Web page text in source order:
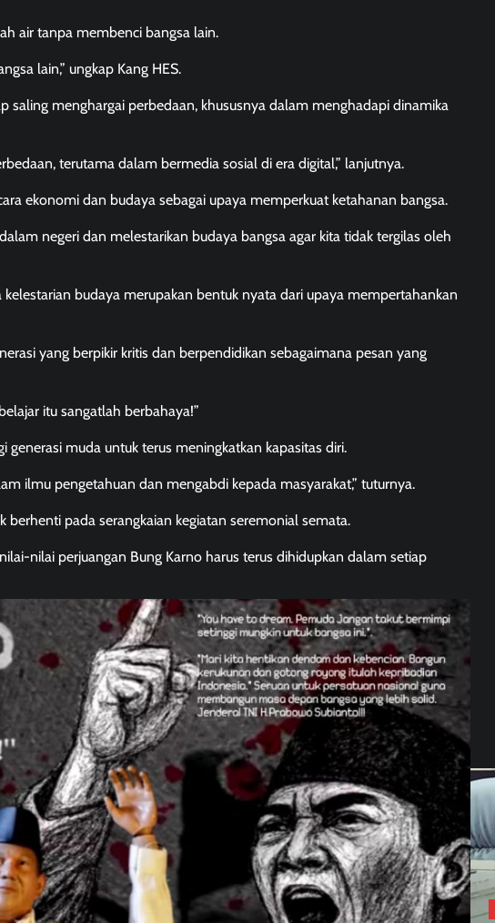
air tanpa membenci bangsa lain.
lain,” ungkap Kang HES.
saling menghargai perbedaan, khususnya dalam menghadapi dinamika
terutama dalam bermedia sosial di era digital,” lanjutnya.
ekonomi dan budaya sebagai upaya memperkuat ketahanan bangsa.
negeri dan melestarikan budaya bangsa agar kita tidak tergilas oleh
budaya merupakan bentuk nyata dari upaya mempertahankan
yang berpikir kritis dan berpendidikan sebagaimana pesan yang
itu sangatlah berbahaya!”
muda untuk terus meningkatkan kapasitas diri.
ilmu pengetahuan dan mengabdi kepada masyarakat,” tuturnya.
pada serangkaian kegiatan seremonial semata.
nilai perjuangan Bung Karno harus terus dihidupkan dalam setiap
Berita Jawa Barat Daerah Kabar Indonesia